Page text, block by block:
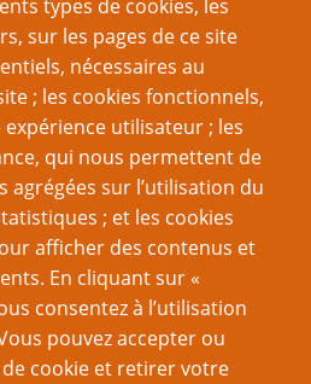
l'e-book n°5Dirty PJ, ensemble
la révolution des joueurs
commentaire
types de cookies, les
sur les pages de ce site
nécessaires au
; les cookies fonctionnels,
utilisateur ; les
qui nous permettent de
agrégées sur l’utilisation du
; et les cookies
afficher des contenus et
En cliquant sur «
consentez à l’utilisation
pouvez accepter ou
cookie et retirer votre